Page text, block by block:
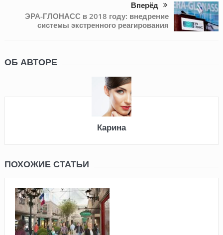
Вперёд
ЭРА-ГЛОНАСС в 2018 году: внедрение
системы экстренного реагирования
ОБ АВТОРЕ
Карина
ПОХОЖИЕ СТАТЬИ